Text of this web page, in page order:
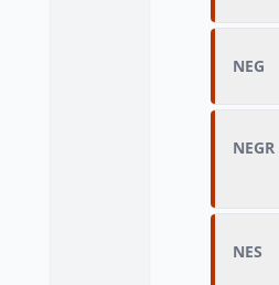
NEG
NEGR
NES